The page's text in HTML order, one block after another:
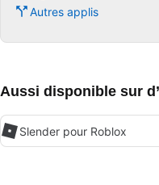
Autres applis
Aussi disponible sur
Slender pour Roblox